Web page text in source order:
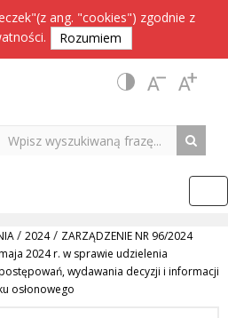
ang. "cookies") zgodnie z
. Rozumiem
/ 2024/ ZARZĄDZENIE NR 96/2024
2024 r. w sprawie udzielenia
wydawania decyzji i informacji
osłonowego